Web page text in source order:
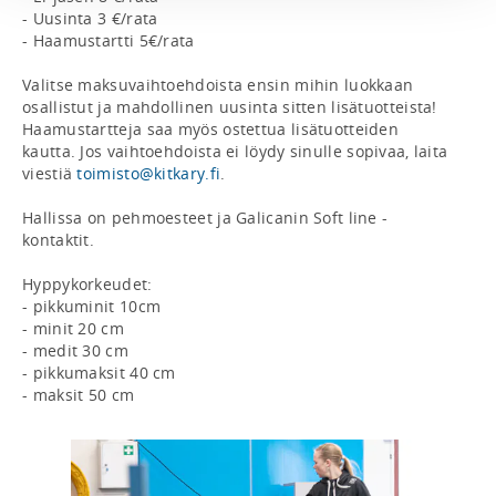
- Uusinta 3 €/rata
- Haamustartti 5€/rata
Valitse maksuvaihtoehdoista ensin mihin luokkaan
osallistut ja mahdollinen uusinta sitten lisätuotteista!
Haamustartteja saa myös ostettua lisätuotteiden
kautta. Jos vaihtoehdoista ei löydy sinulle sopivaa, laita
viestiä toimisto@kitkary.fi.
Hallissa on pehmoesteet ja Galicanin Soft line -
kontaktit.
Hyppykorkeudet:
- pikkuminit 10cm
- minit 20 cm
- medit 30 cm
- pikkumaksit 40 cm
- maksit 50 cm